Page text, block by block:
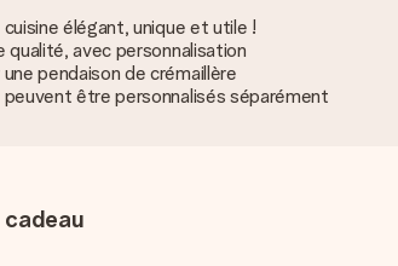
élégant, unique et utile !
qualité, avec personnalisation
pendaison de crémaillère
peuvent être personnalisés séparément